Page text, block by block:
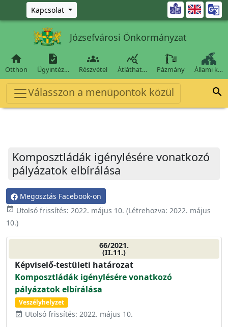
Ugrás a fő tartalomra
Kapcsolat 
Józsefvárosi Önkormányzat

Otthon

Ügyintéz…

Részvétel

Átláthat… Pázmány Állami k…
Válasszon a menüpontok közül 
Komposztládák igénylésére vonatkozó
pályázatok elbírálása
Megosztás Facebook-on
event_available Utolsó frissítés: 2022. május 10. (Létrehozva: 2022. május
10.)
66/2021.
(II.11.)
Képviselő-testületi határozat
Komposztládák igénylésére vonatkozó
pályázatok elbírálása
Veszélyhelyzet
event_available Utolsó frissítés: 2022. május 10.